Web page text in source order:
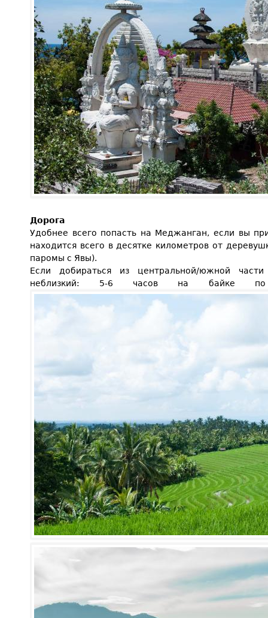
Дорога
Удобнее всего попасть на Меджанган, если вы
находится всего в десятке километров от
паромы с Явы).
Если добираться из центральной/южной
неблизкий: 5-6 часов на байке по